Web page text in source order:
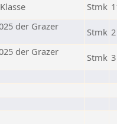
Stmk
der Grazer
Stmk 2
der Grazer
Stmk 3